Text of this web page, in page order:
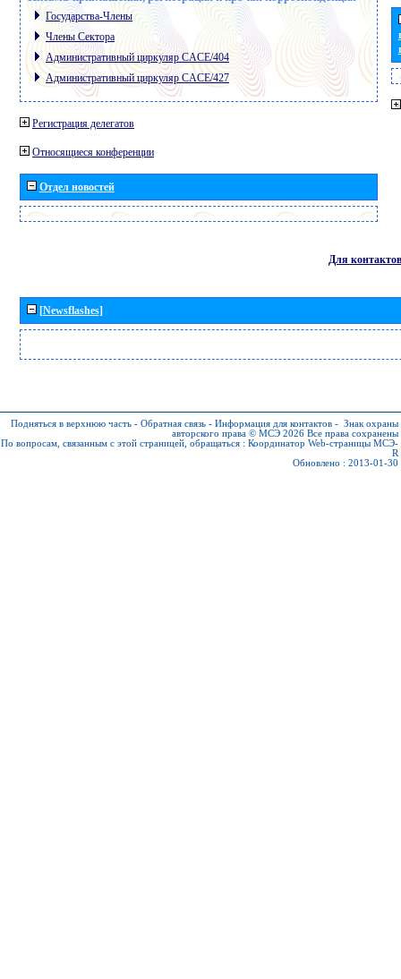
Государства-Члены
Члены Сектора
Административный циркуляр CACE/404
Административный циркуляр CACE/427
Регистрация делегатов
Относящиеся конференции
Отдел новостей
Для контактов
[Newsflashes]
Подняться в верхнюю часть - Обратная связь - Информация для контактов - Знак охраны
авторского права © МСЭ 2026 Все права сохранены
По вопросам, связанным с этой страницей, обращаться : Координатор Web-страницы МСЭ-
R
Обновлено : 2013-01-30